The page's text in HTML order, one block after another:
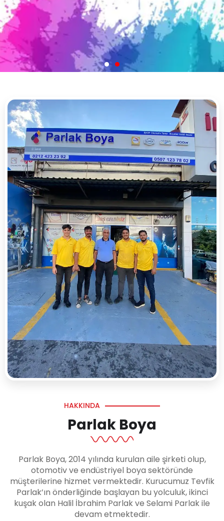
HAKKINDA
Parlak Boya
Parlak Boya, 2014 yılında kurulan aile şirketi olup,
otomotiv ve endüstriyel boya sektöründe
müşterilerine hizmet vermektedir. Kurucumuz Tevfik
Parlak’ın önderliğinde başlayan bu yolculuk, ikinci
kuşak olan Halil İbrahim Parlak ve Selami Parlak ile
devam etmektedir.